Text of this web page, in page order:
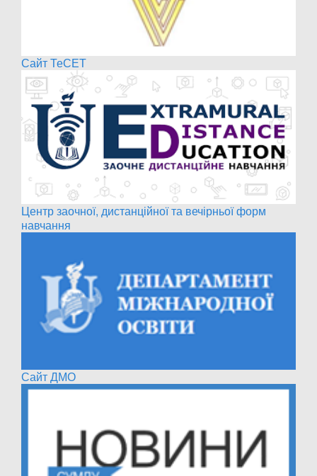
Сайт ТеСЕТ
Центр заочної, дистанційної та вечірньої форм
навчання
Сайт ДМО